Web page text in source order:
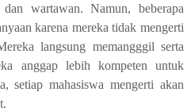
wartawan. Namun, beberapa
karena mereka tidak mengerti
langsung memangggil serta
anggap lebih kompeten untuk
setiap mahasiswa mengerti akan